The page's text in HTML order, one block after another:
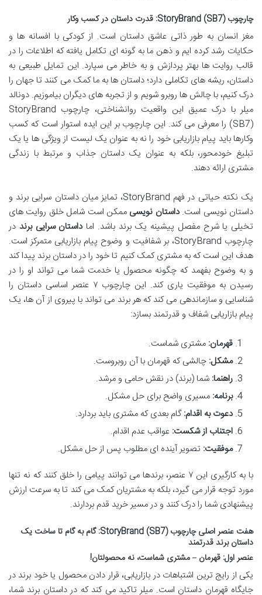
چارچوب StoryBrand (SB7): قدرت داستان در کسب وکار
مغز انسان به طور ذاتی عاشق داستان است. از کودکی با افسانه ها و
حکایات رشد کرده ایم و ذهن ما به گونه ای تکامل یافته که اطلاعات را در
قالب روایت ها بهتر پردازش و به خاطر می سپارد. این تمایل طبیعی به
داستان، ریشه های تکاملی دارد؛ داستان ها به ما کمک می کنند تا جهان را
درک کنیم، با چالش ها روبرو شویم و از تجربه های دیگران بیاموزیم. دونالد
میلر با درک عمیق این واقعیت روانشناختی، چارچوب StoryBrand
(SB7) را معرفی می کند. این چارچوب بر این ایده استوار است که کسب
وکارها باید پیام بازاریابی خود را نه به عنوان یک لیست از ویژگی ها یا یک
تبلیغ خودمحور، بلکه به عنوان یک داستان جذاب و مرتبط با زندگی
مشتری ارائه دهند.
یک نکته حیاتی در فهم StoryBrand، تمایز میان داستان سرایی برند و
داستان نویسی است.داستان نویسی ممکن است شامل خلق روایت های
تخیلی یا شرح مفصل پیشینه یک برند باشد. اماداستان سرایی برند در
چارچوب StoryBrand، بر شفافیت و وضوح پیام بازاریابی متمرکز است.
هدف این است که به مشتری کمک کنیم تا خود را در داستان برند پیدا کند
و به وضوح بفهمد که چگونه محصول یا خدمت شما می تواند او را در
رسیدن به موفقیت یاری کند. این چارچوب ۷ عنصر اساسی داستان را
شناسایی و سازماندهی می کند که هر برند می تواند با پیروی از آن ها، یک
پیام بازاریابی شفاف و قدرتمند بسازد:
قهرمان: مشتری شماست.
مشکل: چالشی که قهرمان با آن روبروست.
راهنما: شما (برند) در نقش حامی و مرشد.
برنامه: مسیری واضح برای حل مشکل.
دعوت به اقدام:گام بعدی که مشتری باید بردارد.
اجتناب از شکست: عواقب عدم اقدام.
موفقیت: تصویر آینده ای مطلوب پس از حل مشکل.
با به کارگیری این ۷ عنصر، برندها می توانند پیامی را خلق کنند که نه تنها
مورد توجه قرار می گیرد، بلکه به مشتریان کمک می کند تا به سرعت ارزش
پیشنهادی شما را درک کنند و در مسیر خرید قدم بردارند.
هفت عنصر اصلی چارچوب StoryBrand (SB7): گام به گام تا ساخت یک
داستان برند قدرتمند
عنصر اول: قهرمان – مشتری شماست، نه محصولتان!
یکی از رایج ترین اشتباهات در بازاریابی، قرار دادن محصول یا خود برند در
جایگاه قهرمان داستان است. میلر تاکید می کند که در داستان برند شما،